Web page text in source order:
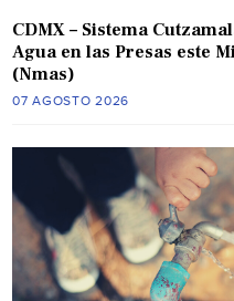
CDMX – Sistema
Agua en las Presas este
(Nmas)
07 AGOSTO 2026